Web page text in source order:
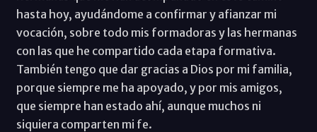
hasta hoy, ayudándome a confirmar y afianzar mi
vocación, sobre todo mis formadoras y las hermanas
con las que he compartido cada etapa formativa.
También tengo que dar gracias a Dios por mi familia,
porque siempre me ha apoyado, y por mis amigos,
que siempre han estado ahí, aunque muchos ni
siquiera comparten mi fe.